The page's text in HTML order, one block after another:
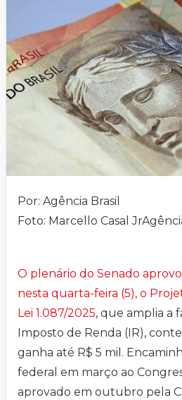
Por: Agência Brasil
Foto: Marcello Casal
O plenário do Senado
nesta quarta-feira (5), o
Lei 1.087/2025, que amplia a
Imposto de Renda (IR),
ganha até R$ 5 mil.
federal em março ao
aprovado em outubro pela